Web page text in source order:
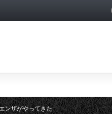
ンザがやってきた